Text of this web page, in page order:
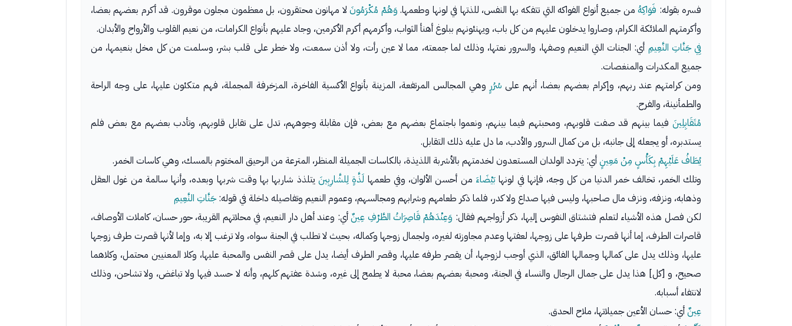
فسره بقوله: فَوَاكِهُمن جميع أنواع الفواكه التي تتفكه بها النفس، للذتها في لونها وطعمها. وَهُمْ مُكْرَمُونَلا مهانون محتقرون، بل معظمون مجلون موقرون. قد أكرم بعضهم بعضا،
وأكرمتهم الملائكة الكرام، وصاروا يدخلون عليهم من كل باب، ويهنئونهم ببلوغ أهنأ الثواب، وأكرمهم أكرم الأكرمين، وجاد عليهم بأنواع الكرامات، من نعيم القلوب والأرواح والأبدان.
فِي جَنَّاتِ النَّعِيمِ أي: الجنات التي النعيم وصفها، والسرور نعتها، وذلك لما جمعته، مما لا عين رأت، ولا أذن سمعت، ولا خطر على قلب بشر، وسلمت من كل مخل بنعيمها، من
جميع المكدرات والمنغصات.
ومن كرامتهم عند ربهم، وإكرام بعضهم بعضا، أنهم على سُرُرٍ وهي المجالس المرتفعة، المزينة بأنواع الأكسية الفاخرة، المزخرفة المجملة، فهم متكئون عليها، على وجه الراحة
والطمأنينة، والفرح.
مُتَقَابِلِينَ فيما بينهم قد صفت قلوبهم، ومحبتهم فيما بينهم، ونعموا باجتماع بعضهم مع بعض، فإن مقابلة وجوههم، تدل على تقابل قلوبهم، وتأدب بعضهم مع بعض فلم
يستدبره، أو يجعله إلى جانبه، بل من كمال السرور والأدب، ما دل عليه ذلك التقابل.
يُطَافُ عَلَيْهِمْ بِكَأْسٍ مِنْ مَعِينٍأي: يتردد الولدان المستعدون لخدمتهم بالأشربة اللذيذة، بالكاسات الجميلة المنظر، المترعة من الرحيق المختوم بالمسك، وهي كاسات الخمر.
وتلك الخمر، تخالف خمر الدنيا من كل وجه، فإنها في لونهابَيْضَاءَ من أحسن الألوان، وفي طعمها لَذَّةٍ لِلشَّارِبِينَيتلذذ شاربها بها وقت شربها وبعده، وأنها سالمة من غول العقل
وذهابه، ونزفه، ونزف مال صاحبها، وليس فيها صداع ولا كدر، فلما ذكر طعامهم وشرابهم ومجالسهم، وعموم النعيم وتفاصيله داخلة في قوله:جَنَّاتِ النَّعِيمِ
لكن فصل هذه الأشياء لتعلم فتشتاق النفوس إليها، ذكر أزواجهم فقال: وَعِنْدَهُمْ قَاصِرَاتُ الطَّرْفِ عِينٌأي: وعند أهل دار النعيم، في محلاتهم القريبة، حور حسان، كاملات الأوصاف،
قاصرات الطرف، إما أنها قصرت طرفها على زوجها، لعفتها وعدم مجاوزته لغيره، ولجمال زوجها وكماله، بحيث لا تطلب في الجنة سواه، ولا ترغب إلا به، وإما لأنها قصرت طرف زوجها
عليها، وذلك يدل على كمالها وجمالها الفائق، الذي أوجب لزوجها، أن يقصر طرفه عليها، وقصر الطرف أيضا، يدل على قصر النفس والمحبة عليها، وكلا المعنيين محتمل، وكلاهما
صحيح، و [كل] هذا يدل على جمال الرجال والنساء في الجنة، ومحبة بعضهم بعضا، محبة لا يطمح إلى غيره، وشدة عفتهم كلهم، وأنه لا حسد فيها ولا تباغض، ولا تشاحن، وذلك
لانتفاء أسبابه.
عِينٌأي: حسان الأعين جميلاتها، ملاح الحدق.